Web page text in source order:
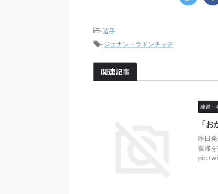
-選手
-ジェナン・ラドンチッチ
関連記事
練習・
「
昨日
復帰